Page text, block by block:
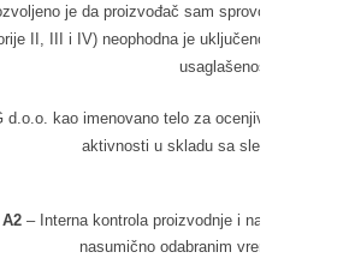
je da proizvođač sam sprovodi
II, III i IV) neophodna je uključenosti
usaglašenosti.
d.o.o. kao imenovano telo za ocenjivanje
aktivnosti u skladu sa sledećim
– Interna kontrola proizvodnje i nadzorne
nasumično odabranim vremenskim